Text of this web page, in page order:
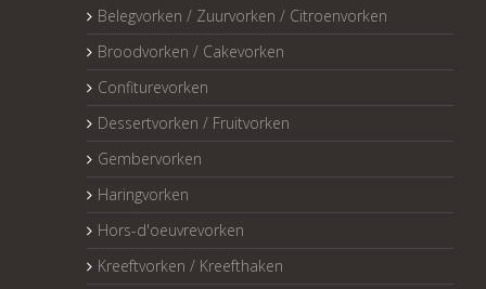
Belegvorken / Zuurvorken / Citroenvorken
Broodvorken / Cakevorken
Confiturevorken
Dessertvorken / Fruitvorken
Gembervorken
Haringvorken
Hors-d'oeuvrevorken
Kreeftvorken / Kreefthaken